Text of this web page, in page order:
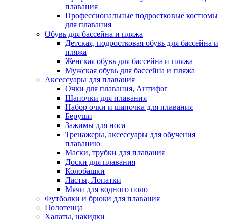
плавания
Профессиональные подростковые костюмы
для плавания
Обувь для бассейна и пляжа
Детская, подростковая обувь для бассейна и
пляжа
Женская обувь для бассейна и пляжа
Мужская обувь для бассейна и пляжа
Аксессуары для плавания
Очки для плавания, Антифог
Шапочки для плавания
Набор очки и шапочка для плавания
Беруши
Зажимы для носа
Тренажеры, аксессуары для обучения
плаванию
Маски, трубки для плавания
Доски для плавания
Колобашки
Ласты, Лопатки
Мячи для водного поло
Футболки и брюки для плавания
Полотенца
Халаты, накидки